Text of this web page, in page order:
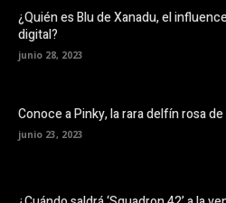
¿Quién es Blu de Xanadu, el
digital?
junio 28, 2023
Conoce a Pinky, la rara delfín rosa de
junio 23, 2023